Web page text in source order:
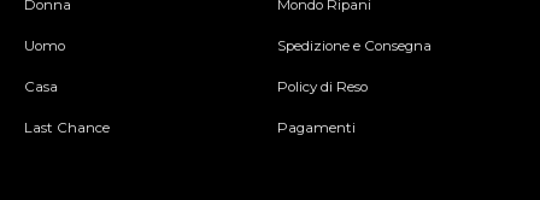
Donna
Uomo
Casa
Last Chance
Mondo Ripani
Spedizione e Consegna
Policy di Reso
Pagamenti